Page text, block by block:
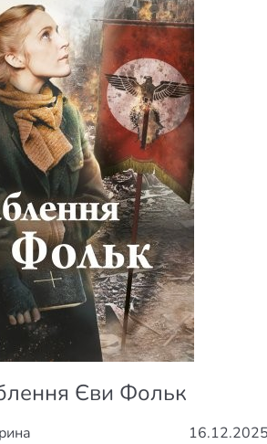
Юдаїзм
товари
кульковіВідео
Галантерея
БрелокиСумкиБіжутерія
/ щотижневикиВироби з дерева
глиниВироби з сріблаКартини
виробиМагнітиМеталеві
НаклейкиНастільні ігри
Пакети
Пластмасові виробиХустки
Розвиваючі ігриРепринти Свічки
Чохли на БибліїГоловні убори
товари Комп`ютерні ігри
продукціяГодинникиПазли
дзвоніть за номером:
Ми у Facebook
Єви Фольк